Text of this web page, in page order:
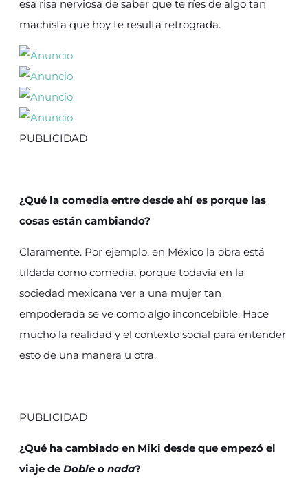
esa risa nerviosa de saber que te ríes de algo tan
machista que hoy te resulta retrograda.
PUBLICIDAD
¿Qué la comedia entre desde ahí es porque las
cosas están cambiando?
Claramente. Por ejemplo, en México la obra está
tildada como comedia, porque todavía en la
sociedad mexicana ver a una mujer tan
empoderada se ve como algo inconcebible. Hace
mucho la realidad y el contexto social para entender
esto de una manera u otra.
PUBLICIDAD
¿Qué ha cambiado en Miki desde que empezó el
viaje de Doble o nada?